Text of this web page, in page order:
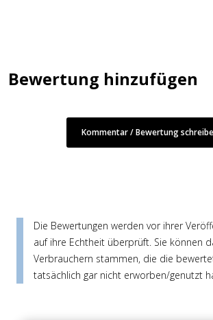
Bewertung hinzufügen
Kommentar / Bewertung
Die Bewertungen werden vor ihrer
auf ihre Echtheit überprüft. Sie können
Verbrauchern stammen, die die
tatsächlich gar nicht erworben/genutzt